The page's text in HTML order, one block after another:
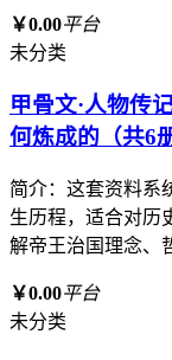
￥0.00平台
未分类
甲骨文·人物传
何炼成的（共6
简介：这套资料系
生历程，适合对历
解帝王治国理念、
￥0.00平台
未分类